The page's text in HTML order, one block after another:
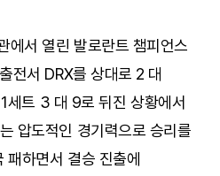
에서 열린 발로란트 챔피언스
전서 DRX를 상대로 2 대
세트 3 대 9로 뒤진 상황에서
압도적인 경기력으로 승리를
패하면서 결승 진출에